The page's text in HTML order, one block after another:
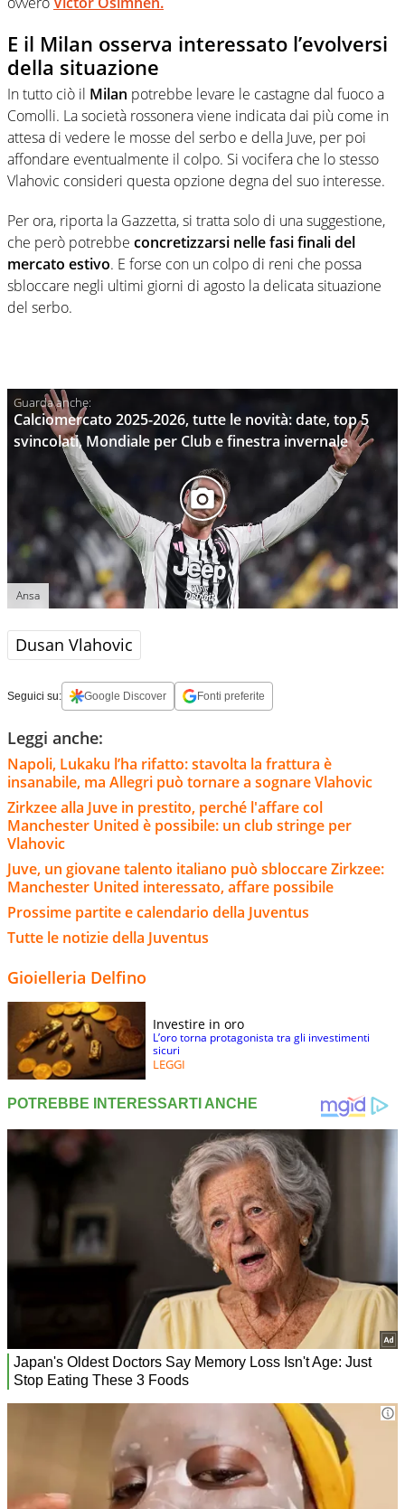
E il Milan osserva interessato l’evolversi
della situazione
In tutto ciò il Milan potrebbe levare le castagne dal fuoco a
Comolli. La società rossonera viene indicata dai più come in
attesa di vedere le mosse del serbo e della Juve, per poi
affondare eventualmente il colpo. Si vocifera che lo stesso
Vlahovic consideri questa opzione degna del suo interesse.
Per ora, riporta la Gazzetta, si tratta solo di una suggestione,
che però potrebbe concretizzarsi nelle fasi finali del
mercato estivo. E forse con un colpo di reni che possa
sbloccare negli ultimi giorni di agosto la delicata situazione
del serbo.
Calciomercato 2025-2026, tutte le novità: date, top 5
svincolati, Mondiale per Club e finestra invernale
Ansa
Dusan Vlahovic
Seguici su: Google Discover Fonti preferite
Leggi anche:
Napoli, Lukaku l’ha rifatto: stavolta la frattura è
insanabile, ma Allegri può tornare a sognare Vlahovic
Zirkzee alla Juve in prestito, perché l'affare col
Manchester United è possibile: un club stringe per
Vlahovic
Juve, un giovane talento italiano può sbloccare Zirkzee:
Manchester United interessato, affare possibile
Prossime partite e calendario della Juventus
Tutte le notizie della Juventus
Gioielleria Delfino
Investire in oro
L’oro torna protagonista tra gli investimenti
sicuri
LEGGI